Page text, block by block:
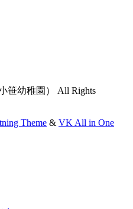
笹幼稚園） All Rights
Theme & VK All in One